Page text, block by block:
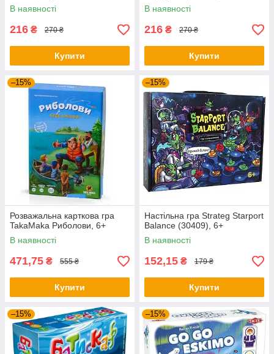
В наявності
216 ₴ 270 ₴
Купити
В наявності
216 ₴ 270 ₴
Купити
–15%
Розважальна карткова гра
TakaMaka Риболови, 6+
В наявності
471,75 ₴ 555 ₴
Купити
–15%
Настільна гра Strateg Starport
Balance (30409), 6+
В наявності
152,15 ₴ 179 ₴
Купити
–15% –15%